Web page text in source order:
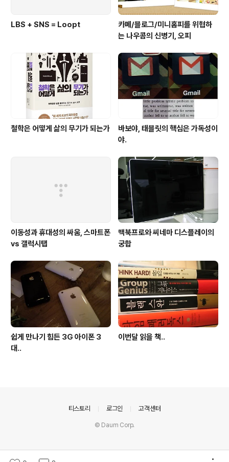
LBS + SNS = Loopt
카페/블로그/미니홈피를 위협하
는 나우콤의 신병기, 오피
철학은 어떻게 삶의 무기가 되는가
바보야, 태블릿의 핵심은 가독성이
야.
이동성과 휴대성의 싸움, 스마트폰
vs 갤럭시탭
맥북프로와 씨네마 디스플레이의
궁합
쉽게 만나기 힘든 3G 아이폰 3
대..
이번달 읽을 책..
티스토리 로그인 고객센터
© Daum Corp.